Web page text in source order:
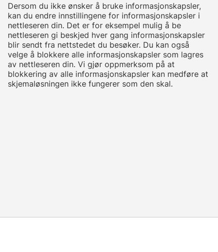
Dersom du ikke ønsker å bruke informasjonskapsler,
kan du endre innstillingene for informasjonskapsler i
nettleseren din. Det er for eksempel mulig å be
nettleseren gi beskjed hver gang informasjonskapsler
blir sendt fra nettstedet du besøker. Du kan også
velge å blokkere alle informasjonskapsler som lagres
av nettleseren din. Vi gjør oppmerksom på at
blokkering av alle informasjonskapsler kan medføre at
skjemaløsningen ikke fungerer som den skal.